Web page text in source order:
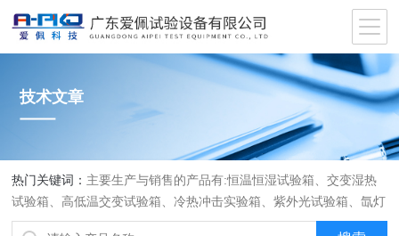
技术文章
热门关键词： 主要生产与销售的产品有:恒温恒湿试验箱、交变湿热
试验箱、高低温交变试验箱、冷热冲击实验箱、紫外光试验箱、氙灯
老化箱、恒温恒湿实验室、沙尘试验箱、淋雨试验箱、盐水喷雾试验